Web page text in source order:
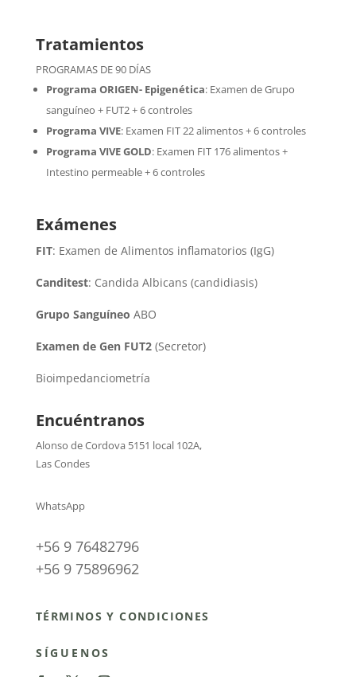
Tratamientos
PROGRAMAS DE 90 DÍAS
Programa ORIGEN- Epigenética:Examen de Grupo
sanguíneo + FUT2 + 6 controles
Programa VIVE: Examen FIT 22 alimentos + 6 controles
Programa VIVE GOLD: Examen FIT 176 alimentos +
Intestino permeable + 6 controles
Exámenes
FIT: Examen de Alimentos inflamatorios (IgG)
Canditest: Candida Albicans (candidiasis)
Grupo Sanguíneo ABO
Examen de Gen FUT2(Secretor)
Bioimpedanciometría
Encuéntranos
Alonso de Cordova 5151 local 102A,
Las Condes
WhatsApp
+56 9 76482796
+56 9 75896962
TÉRMINOS Y CONDICIONES
SÍGUENOS